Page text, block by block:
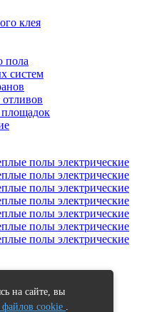
клея
пола
систем
офертой.
у менеджеров по
на сайте, вы
файлов cookie .